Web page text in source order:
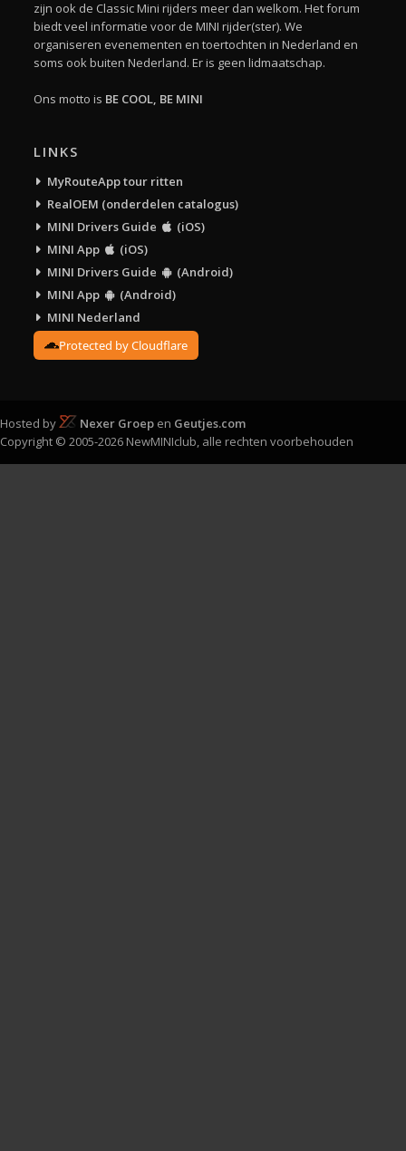
zijn ook de Classic Mini rijders meer dan welkom. Het forum
biedt veel informatie voor de MINI rijder(ster). We
organiseren evenementen en toertochten in Nederland en
soms ook buiten Nederland. Er is geen lidmaatschap.
Ons motto is BE COOL, BE MINI
LINKS
MyRouteApp tour ritten
RealOEM (onderdelen catalogus)
MINI Drivers Guide
(iOS)
MINI App
(iOS)
MINI Drivers Guide
(Android)
MINI App
(Android)
MINI Nederland
Protected by Cloudflare
Hosted by Nexer Groep en Geutjes.com
Copyright © 2005-2026 NewMINIclub, alle rechten voorbehouden